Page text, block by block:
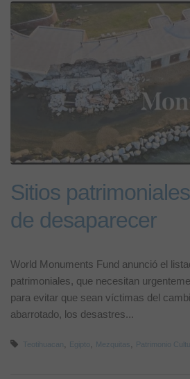
Sitios
de desaparecer
World Monuments Fund anunció el
patrimoniales, que necesitan
para evitar que sean víctimas del
abarrotado, los desastres...
Teotihuacan , Egipto , Mezquitas, Patrimonio